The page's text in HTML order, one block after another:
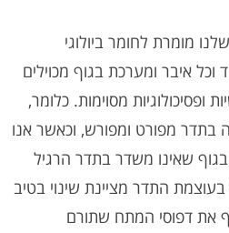
מומרת לחומר ביולוגי
איבר ומערכת בגוף מכוילים
ופסיכולוגיות מסוימות. כלומר,
בתדר מפורט ומפורש, וכאשר אנו
בגוף שאינו משדר בתדר הרגיל
התדר מציינת שינוי בטיב
את דפוסי המתח שתורם